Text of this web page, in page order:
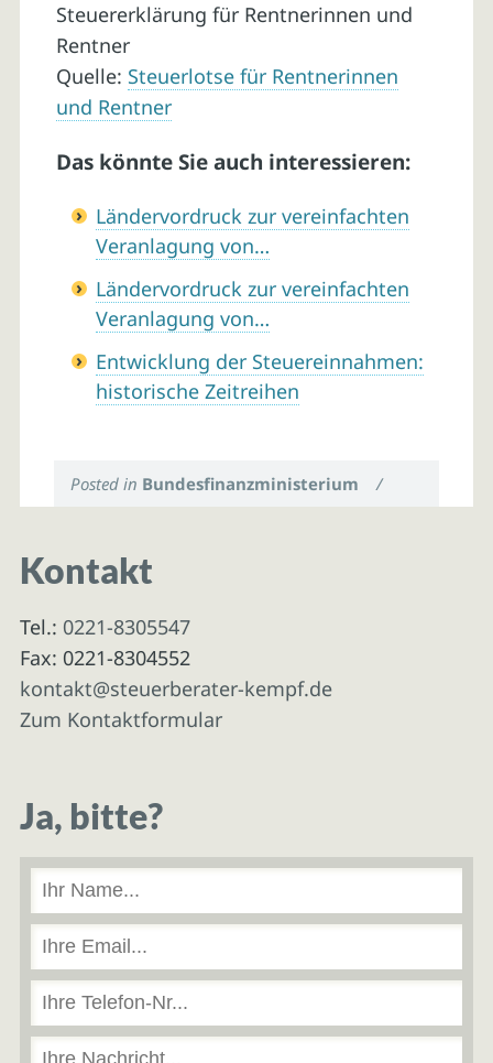
Steuererklärung für Rentnerinnen und
Rentner
Quelle: Steuerlotse für Rentnerinnen
und Rentner
Das könnte Sie auch interessieren:
Ländervordruck zur vereinfachten
Veranlagung von…
Ländervordruck zur vereinfachten
Veranlagung von…
Entwicklung der Steuereinnahmen:
historische Zeitreihen
Posted in Bundesfinanzministerium /
Kontakt
Tel.: 0221-8305547
Fax: 0221-8304552
kontakt@steuerberater-kempf.de
Zum Kontaktformular
Ja, bitte?